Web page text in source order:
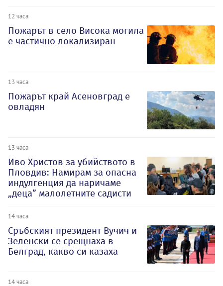
12 часа
Пожарът в село Висока могила
е частично локализиран
13 часа
Пожарът край Асеновград е
овладян
13 часа
Иво Христов за убийството в
Пловдив: Намирам за опасна
индулгенция да наричаме
„деца” малолетните садисти
14 часа
Сръбският президент Вучич и
Зеленски се срещнаха в
Белград, какво си казаха
14 часа